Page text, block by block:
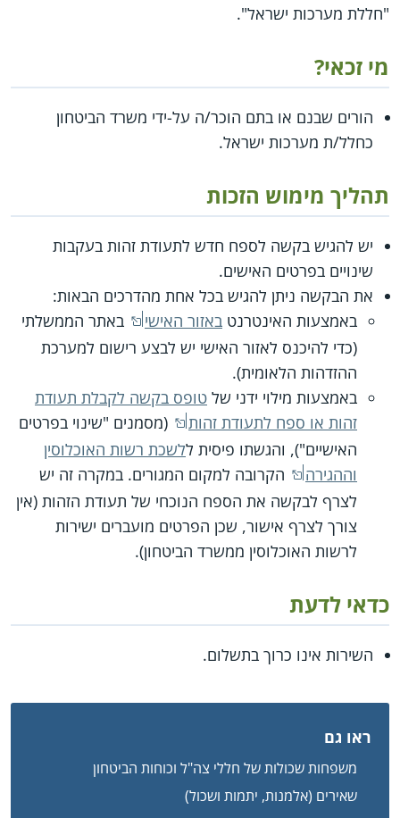
"חללת מערכות ישראל".
מי זכאי?
הורים שבנם או בתם הוכר/ה על-ידי משרד הביטחון
כחלל/ת מערכות ישראל.
תהליך מימוש הזכות
יש להגיש בקשה לספח חדש לתעודת זהות בעקבות
שינויים בפרטים האישים.
את הבקשה ניתן להגיש בכל אחת מהדרכים הבאות:
באמצעות האינטרנט באזור האישי
באתר הממשלתי
(כדי להיכנס לאזור האישי יש לבצע רישום למערכת
ההזדהות הלאומית).
באמצעות מילוי ידני של טופס בקשה לקבלת תעודת
זהות או ספח לתעודת זהות
(מסמנים "שינוי בפרטים
האישיים"), והגשתו פיסית ללשכת רשות האוכלוסין
וההגירה
הקרובה למקום המגורים. במקרה זה יש
לצרף לבקשה את הספח הנוכחי של תעודת הזהות (אין
צורך לצרף אישור, שכן הפרטים מועברים ישירות
לרשות האוכלוסין ממשרד הביטחון).
כדאי לדעת
השירות אינו כרוך בתשלום.
ראו גם
משפחות שכולות של חללי צה"ל וכוחות הביטחון
שאירים (אלמנות, יתמות ושכול)